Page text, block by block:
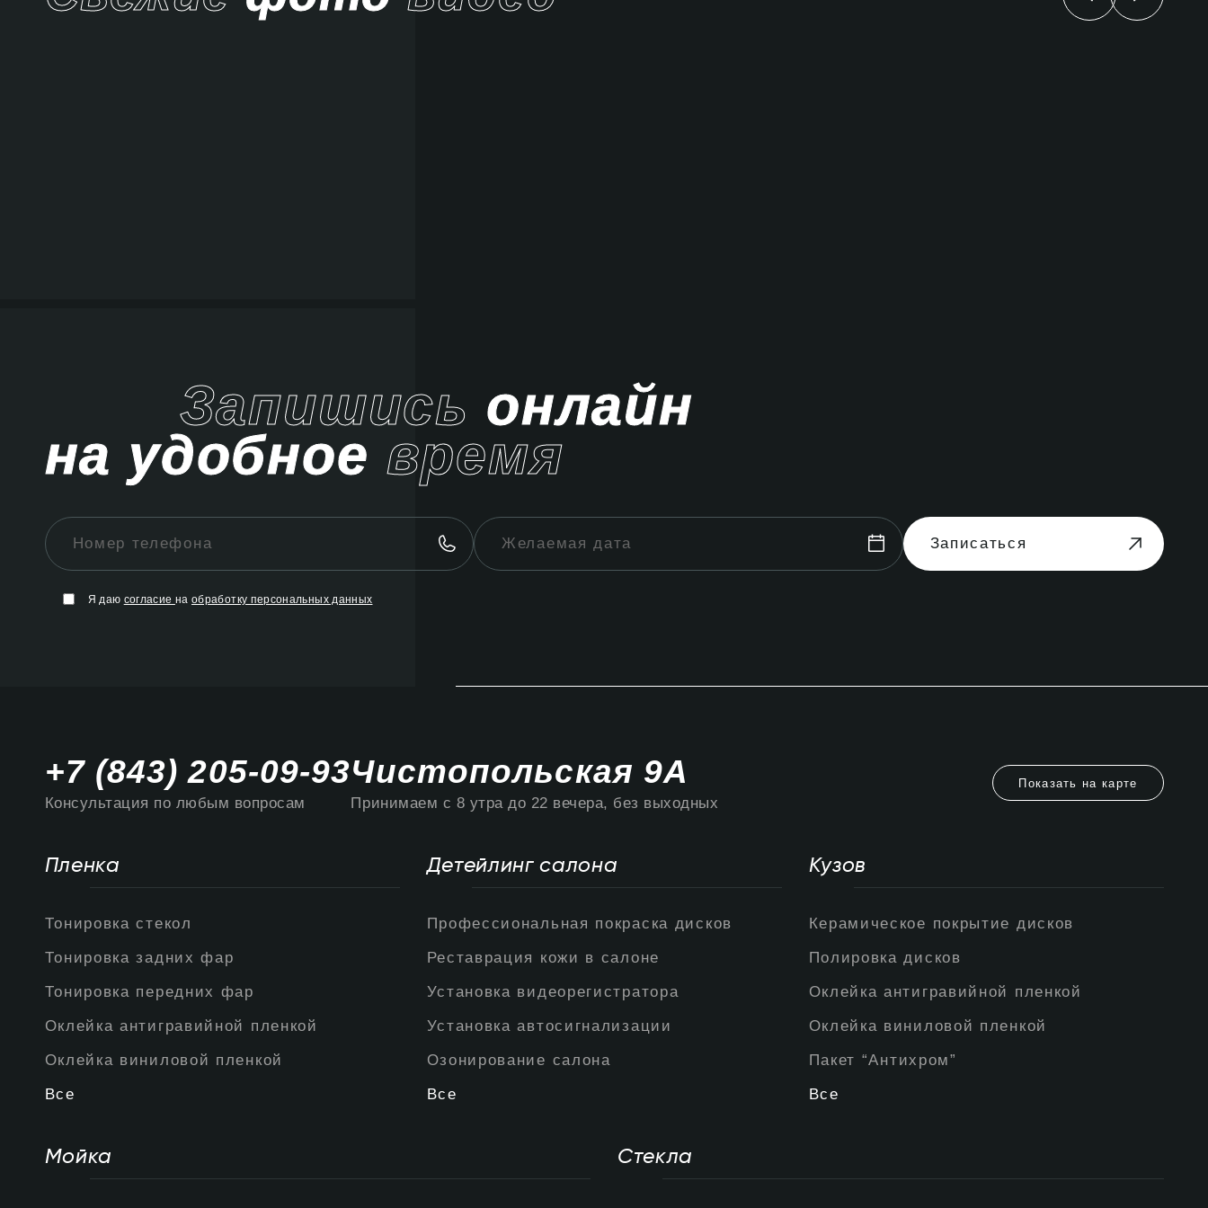
Запишись онлайн
на удобное время
Записаться
Я даю согласие наобработку персональных данных
+7 (843) 205-09-93
Консультация по любым вопросам
Чистопольская 9А
Принимаем с 8 утра до 22 вечера, без выходных
Показать на карте
Пленка
Тонировка стекол
Тонировка задних фар
Тонировка передних фар
Оклейка антигравийной пленкой
Оклейка виниловой пленкой
Все
Детейлинг салона
Профессиональная покраска дисков
Реставрация кожи в салоне
Установка видеорегистратора
Установка автосигнализации
Озонирование салона
Все
Кузов
Керамическое покрытие дисков
Полировка дисков
Оклейка антигравийной пленкой
Оклейка виниловой пленкой
Пакет “Антихром”
Все
Мойка Стекла